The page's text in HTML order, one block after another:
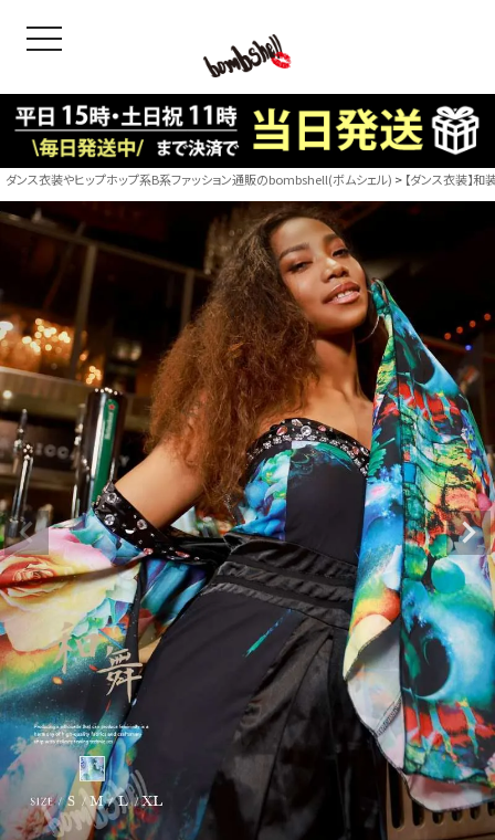
toggle navigation
＝ボムシェル】はダンス衣装専門ブランド。
衣装ならお任せ！オリジナル衣装やダンス衣装のトータル
ィネートのご提案。 ボムシェルならではの最新で斬新な
えをお届け。 撮影で使用してる小物や靴などダンサー必
ーデはイメージしやすく、全てボムシェルでご購入可能。
とは差別化出来るしっかりした衣装のご提案はダンサー
ージ映えを全力で応援してます。
商品一覧
CONTENTS
B/bomb
【B/bomb
「これど
好き女子
レッスン
シルエット
ンなど、幅
ゃれ女子
PICKUP
ダンス衣装やヒップホップ系B系ファッション通販のbombshell(ボムシェル) 【ダンス衣装】和